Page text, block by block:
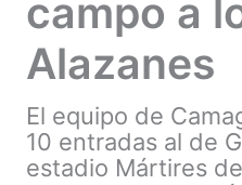
campo a
Alazanes
El equipo de
10 entradas al de
estadio Mártires